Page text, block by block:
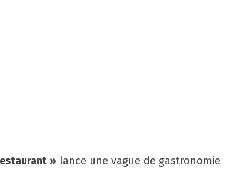
» lance une vague de gastronomie